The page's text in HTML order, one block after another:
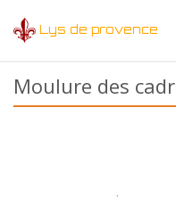
Lys de provence
Moulure des